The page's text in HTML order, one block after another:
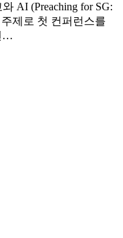
AI (Preaching for SG:
주제로 첫 컨퍼런스를
…